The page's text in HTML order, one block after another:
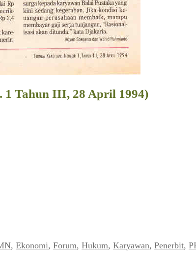
1 Tahun III, 28 April 1994)
, Ekonomi, Forum, Hukum, Karyawan, Penerbit,